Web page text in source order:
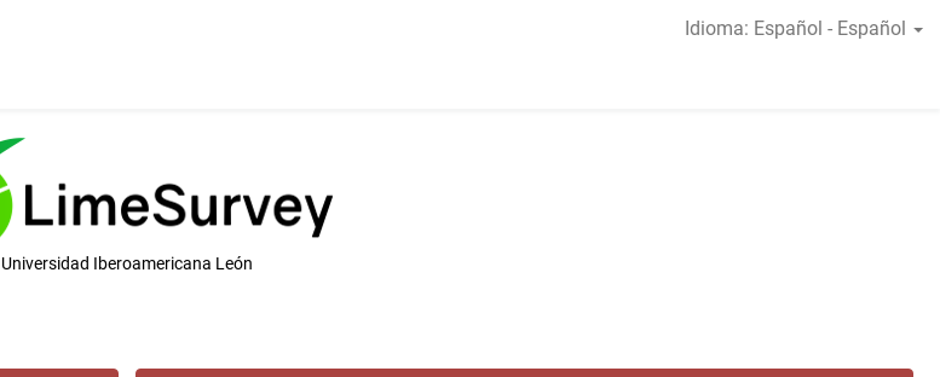
Idioma: Español - Español
Universidad Iberoamericana León